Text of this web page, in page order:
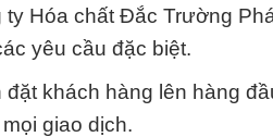
Hóa chất Đắc Trường
yêu cầu đặc biệt.
khách hàng lên hàng
giao dịch.